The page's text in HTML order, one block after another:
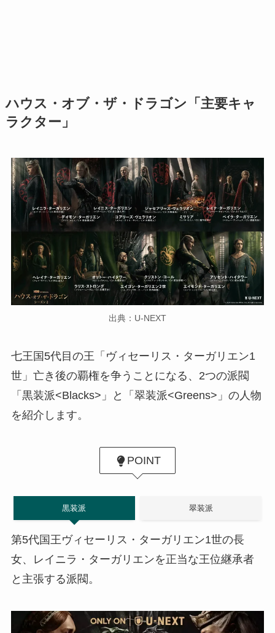
ハウス・オブ・ザ・ドラゴン「主要キャ
ラクター」
出典：U-NEXT
七王国5代目の王「ヴィセーリス・ターガリエン1
世」亡き後の覇権を争うことになる、2つの派閥
「黒装派<Blacks>」と「翠装派<Greens>」の人物
を紹介します。
POINT
黒装派 翠装派
第5代国王ヴィセーリス・ターガリエン1世の長
女、レイニラ・ターガリエンを正当な王位継承者
と主張する派閥。